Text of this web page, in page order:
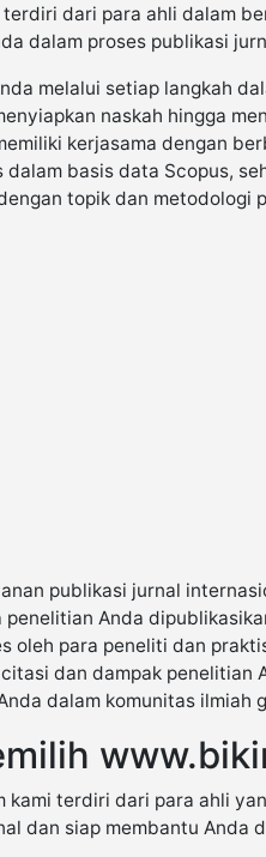
dari para ahli dalam
dalam proses publikasi
melalui setiap langkah
naskah hingga
kerjasama dengan
basis data Scopus,
topik dan metodologi
publikasi jurnal
Anda
oleh para peneliti dan
dan dampak penelitian
dalam komunitas ilmiah
kami terdiri dari para ahli
dan siap membantu Anda